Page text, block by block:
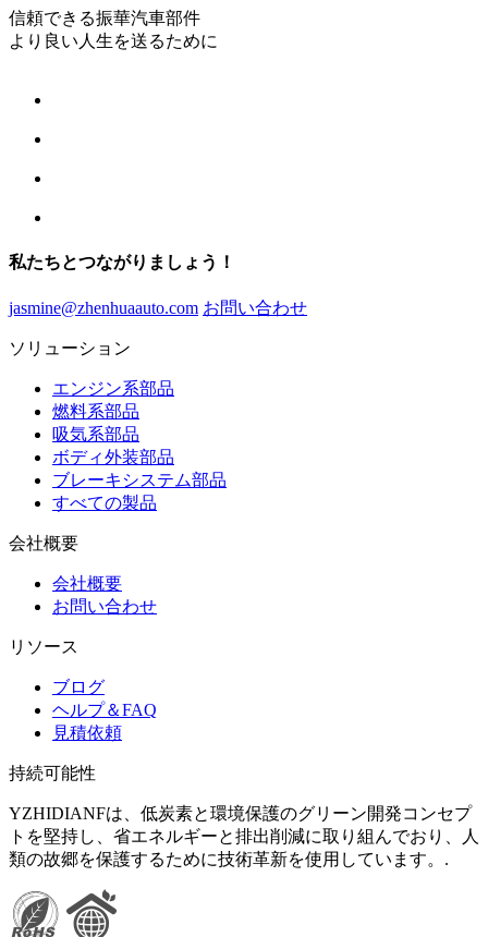
信頼できる振華汽車部件
より良い人生を送るために
私たちとつながりましょう！
jasmine@zhenhuaauto.com お問い合わせ
ソリューション
エンジン系部品
燃料系部品
吸気系部品
ボディ外装部品
ブレーキシステム部品
すべての製品
会社概要
会社概要
お問い合わせ
リソース
ブログ
ヘルプ＆FAQ
見積依頼
持続可能性
YZHIDIANFは、低炭素と環境保護のグリーン開発コンセプ
トを堅持し、省エネルギーと排出削減に取り組んでおり、人
類の故郷を保護するために技術革新を使用しています。.